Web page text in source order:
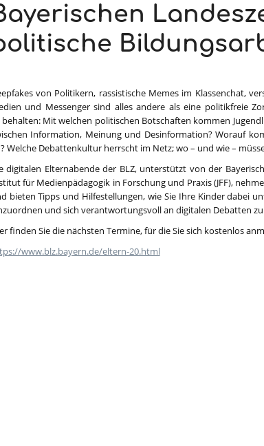
von Politikern, rassistische Memes im Klassenchat,
und Messenger sind alles andere als eine politikfreie
behalten: Mit welchen politischen Botschaften kommen
Information, Meinung und Desinformation? Worauf
Welche Debattenkultur herrscht im Netz; wo – und wie –
digitalen Elternabende der BLZ, unterstützt von der
für Medienpädagogik in Forschung und Praxis (JFF),
bieten Tipps und Hilfestellungen, wie Sie Ihre Kinder dabei
und sich verantwortungsvoll an digitalen Debatten
finden Sie die nächsten Termine, für die Sie sich kostenlos
www.blz.bayern.de/eltern-20.html